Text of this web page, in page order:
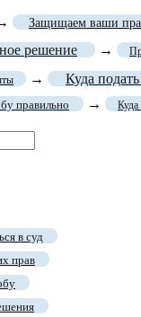
Защищаем ваши
решение →
→ Куда
правильно → Куда
в суд
прав